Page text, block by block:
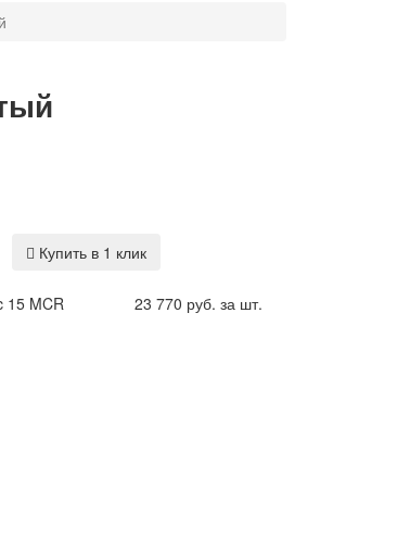
Купить в 1 клик
15 MCR
23 770 руб. за шт.